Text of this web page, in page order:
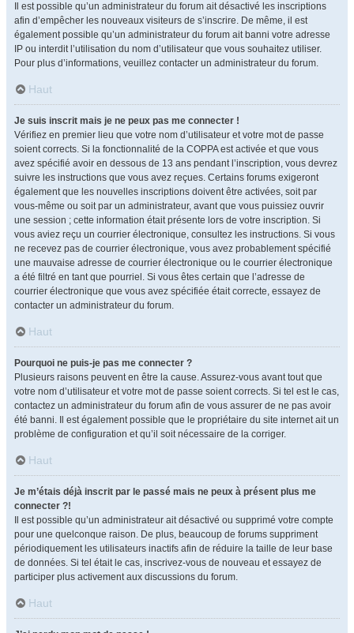
Il est possible qu’un administrateur du forum ait désactivé les inscriptions
afin d’empêcher les nouveaux visiteurs de s’inscrire. De même, il est
également possible qu’un administrateur du forum ait banni votre adresse
IP ou interdit l’utilisation du nom d’utilisateur que vous souhaitez utiliser.
Pour plus d’informations, veuillez contacter un administrateur du forum.
Haut
Je suis inscrit mais je ne peux pas me connecter !
Vérifiez en premier lieu que votre nom d’utilisateur et votre mot de passe
soient corrects. Si la fonctionnalité de la COPPA est activée et que vous
avez spécifié avoir en dessous de 13 ans pendant l’inscription, vous devrez
suivre les instructions que vous avez reçues. Certains forums exigeront
également que les nouvelles inscriptions doivent être activées, soit par
vous-même ou soit par un administrateur, avant que vous puissiez ouvrir
une session ; cette information était présente lors de votre inscription. Si
vous aviez reçu un courrier électronique, consultez les instructions. Si vous
ne recevez pas de courrier électronique, vous avez probablement spécifié
une mauvaise adresse de courrier électronique ou le courrier électronique
a été filtré en tant que pourriel. Si vous êtes certain que l’adresse de
courrier électronique que vous avez spécifiée était correcte, essayez de
contacter un administrateur du forum.
Haut
Pourquoi ne puis-je pas me connecter ?
Plusieurs raisons peuvent en être la cause. Assurez-vous avant tout que
votre nom d’utilisateur et votre mot de passe soient corrects. Si tel est le cas,
contactez un administrateur du forum afin de vous assurer de ne pas avoir
été banni. Il est également possible que le propriétaire du site internet ait un
problème de configuration et qu’il soit nécessaire de la corriger.
Haut
Je m’étais déjà inscrit par le passé mais ne peux à présent plus me
connecter ?!
Il est possible qu’un administrateur ait désactivé ou supprimé votre compte
pour une quelconque raison. De plus, beaucoup de forums suppriment
périodiquement les utilisateurs inactifs afin de réduire la taille de leur base
de données. Si tel était le cas, inscrivez-vous de nouveau et essayez de
participer plus activement aux discussions du forum.
Haut